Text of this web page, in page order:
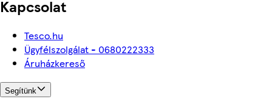
Kapcsolat
Tesco.hu
Ügyfélszolgálat - 0680222333
Áruházkereső
Segítünk